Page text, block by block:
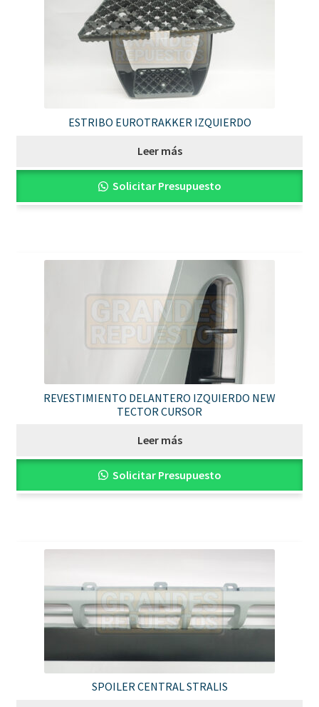
ESTRIBO EUROTRAKKER IZQUIERDO
Leer más
Solicitar Presupuesto
REVESTIMIENTO DELANTERO IZQUIERDO NEW
TECTOR CURSOR
Leer más
Solicitar Presupuesto
SPOILER CENTRAL STRALIS